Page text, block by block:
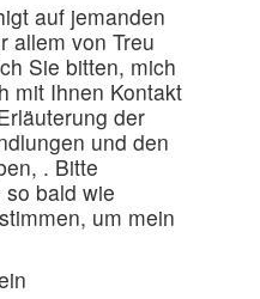
auf jemanden
allem von Treu
Sie bitten, mich
mit Ihnen Kontakt
der
und den
. Bitte
bald wie
um mein